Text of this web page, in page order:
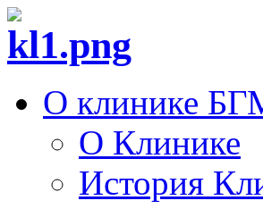
О клинике
О Клинике
История